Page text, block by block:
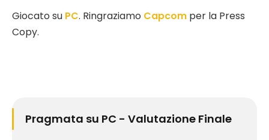
Giocato su PC. Ringraziamo Capcom per la Press
Copy.
Pragmata su PC - Valutazione Finale